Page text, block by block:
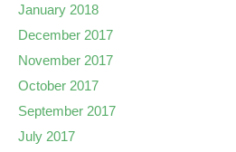
January 2018
December 2017
November 2017
October 2017
September 2017
July 2017